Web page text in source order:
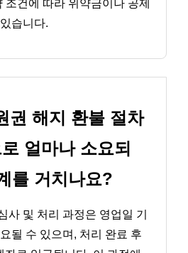
조건에 따라 위약금이나 공제
습니다.
권 해지 환불 절차
얼마나 소요되
를 거치나요?
사 및 처리 과정은 영업일 기
될 수 있으며, 처리 완료 후